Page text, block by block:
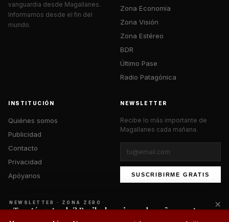
vanguardia desde Magallanes.
Informamos desde el fin del
mundo.
Zona Economía
Zona Visión
Zona Estéreo
BDR
Último Pase
Radio Patagónica
INSTITUCIÓN
Quiénes somos
Publicidad
Contacto
Privacidad
Apóyanos
NEWSLETTER
Recibe lo más importante de
Magallanes cada mañana.
SUSCRIBIRME GRATIS
© 2026 Zona Zero Media. Todos los derechos reservados.
NEWSLETTER · ZONA ZERO
¿Te está gustando? Recibe lo mejor cada mañana en tu
correo.
×